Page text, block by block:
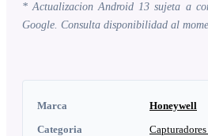
* Actualizacion Android 13 sujeta a
Google. Consulta disponibilidad al
Marca
Honeywell
Categoria